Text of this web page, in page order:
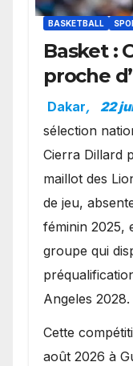
BASKETBALL
Basket :
proche
avec les
Dakar, 22
sélection
Cierra Dillard
maillot des
de jeu,
féminin 2025,
groupe qui
Angeles 2028.
Cette
août 2026 à